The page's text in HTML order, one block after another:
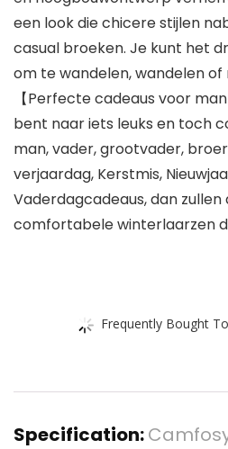
een look die chicere stijlen
casual broeken. Je kunt het
om te wandelen, wandelen of
【Perfecte cadeaus voor
bent naar iets leuks en toch
man, vader, grootvader,
verjaardag, Kerstmis,
Vaderdagcadeaus, dan zullen
comfortabele winterlaarzen
Frequently Bought
Specification: